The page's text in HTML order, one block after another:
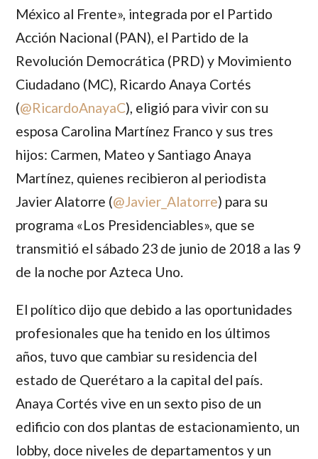
México al Frente», integrada por el Partido
Acción Nacional (PAN), el Partido de la
Revolución Democrática (PRD) y Movimiento
Ciudadano (MC), Ricardo Anaya Cortés
(@RicardoAnayaC), eligió para vivir con su
esposa Carolina Martínez Franco y sus tres
hijos: Carmen, Mateo ySantiago Anaya
Martínez, quienes recibieron al periodista
Javier Alatorre (@Javier_Alatorre) para su
programa «Los Presidenciables», que se
transmitió el sábado 23 de junio de 2018 a las 9
de la noche por Azteca Uno.
El político dijo que debido a las oportunidades
profesionales que ha tenido en los últimos
años, tuvo que cambiar su residencia del
estado de Querétaro a la capital del país.
Anaya Cortés vive en un sexto piso de un
edificio con dos plantas de estacionamiento, un
lobby, doce niveles de departamentos y un